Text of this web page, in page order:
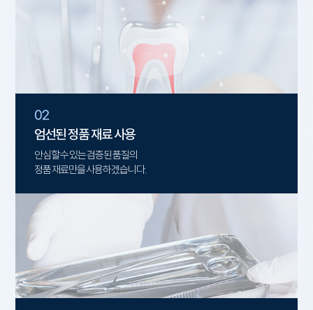
02
엄선된 정품 재료 사용
안심할 수 있는 검증된 품질의
정품 재료만을 사용하겠습니다.